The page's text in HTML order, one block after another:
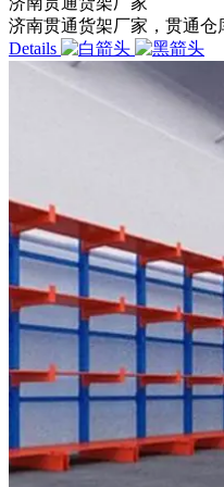
济南贯通货架厂家，贯通
Details